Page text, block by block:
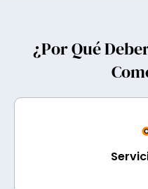
¿Por Qué